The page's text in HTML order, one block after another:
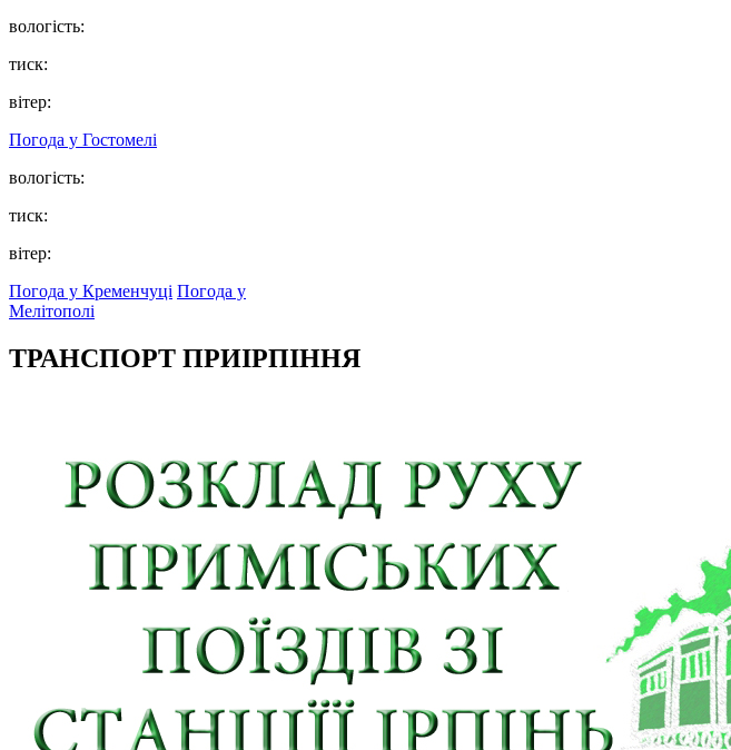
вологість:
тиск:
вітер:
Погода у Гостомелі
вологість:
тиск:
вітер:
Погода у Кременчуці Погода у
Мелітополі
ТРАНСПОРТ ПРИІРПІННЯ